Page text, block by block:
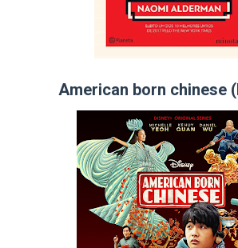
American born chinese